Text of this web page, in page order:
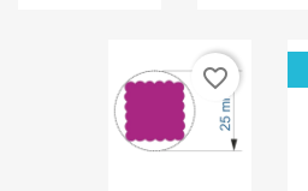
favorite_border